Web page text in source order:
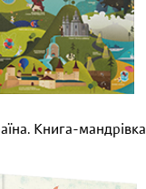
Книга-мандрівка